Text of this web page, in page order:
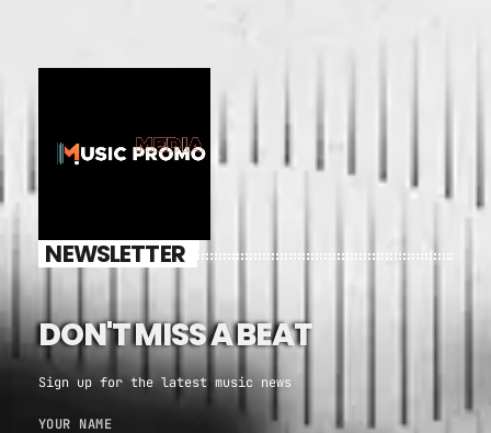
NEWSLETTER
DON'T MISS A BEAT
Sign up for the latest music news
YOUR NAME